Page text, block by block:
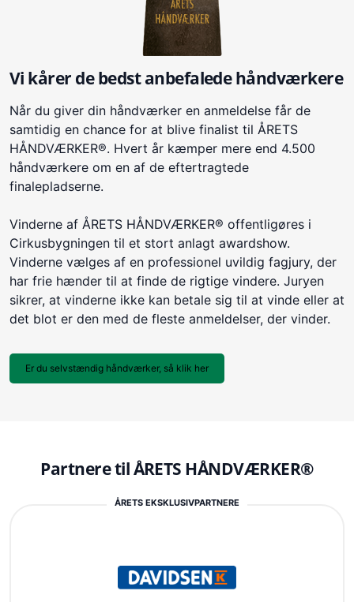
Vi kårer de bedst anbefalede håndværkere
Når du giver din håndværker en anmeldelse får de
samtidig en chance for at blive finalist til ÅRETS
HÅNDVÆRKER®. Hvert år kæmper mere end 4.500
håndværkere om en af de eftertragtede
finalepladserne.
Vinderne af ÅRETS HÅNDVÆRKER® offentligøres i
Cirkusbygningen til et stort anlagt awardshow.
Vinderne vælges af en professionel uvildig fagjury, der
har frie hænder til at finde de rigtige vindere. Juryen
sikrer, at vinderne ikke kan betale sig til at vinde eller at
det blot er den med de fleste anmeldelser, der vinder.
Er du selvstændig håndværker, så klik her
Partnere til ÅRETS HÅNDVÆRKER®
ÅRETS EKSKLUSIVPARTNERE